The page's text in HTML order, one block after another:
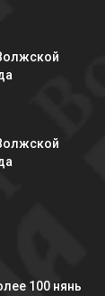
100 нянь